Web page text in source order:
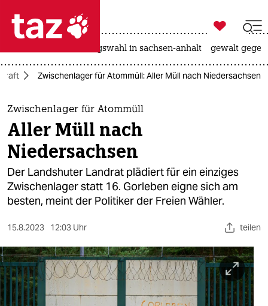
 taz zahl ich
taz zahl ich
themen
politik
öko
gesellschaft
sport
berlin
nord

taz zahl ich
landtagswahl in sachsen-anhalt gewalt
Zwischenlager für Atommüll: Aller Müll nach Niedersachsen
Zwischenlager für Atommüll
Aller Müll nach
Niedersachsen
Der Landshuter Landrat plädiert für ein einziges
Zwischenlager statt 16. Gorleben eigne sich am
besten, meint der Politiker der Freien Wähler.
15.8.2023 12:03 Uhr teilen